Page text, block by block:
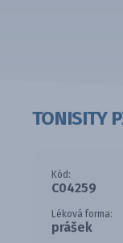
TONISITY
Kód:
C04259
Léková forma:
prášek